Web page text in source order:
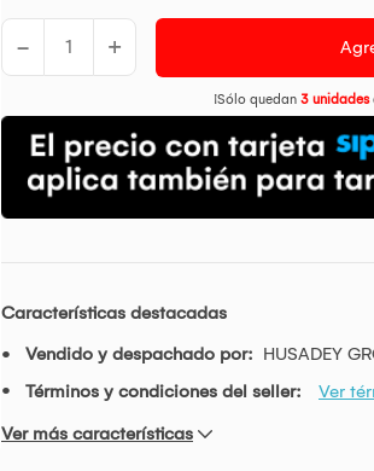
- +
¡Sólo quedan 3 unidades
Características destacadas
Vendido y despachado por: HUSADEY
Términos y condiciones del seller:
Ver
Ver más características